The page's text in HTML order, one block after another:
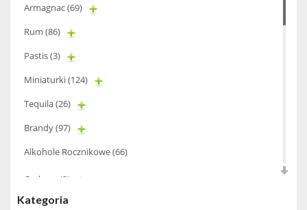
Armagnac(69)
Rum (86)
Pastis(3)
Miniaturki(124)
Tequila(26)
Brandy(97)
Alkohole Rocznikowe(66)
Cachaca
(3)
Pisco(4)
Kategoria